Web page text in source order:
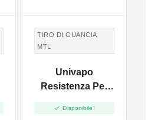
TIRO DI GUANCIA
MTL
Univapo
Resistenza Per
3pz
 Disponibile!